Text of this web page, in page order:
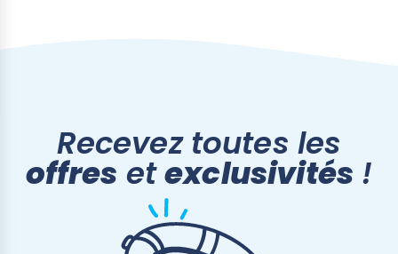
Recevez toutes les
offres etexclusivités !